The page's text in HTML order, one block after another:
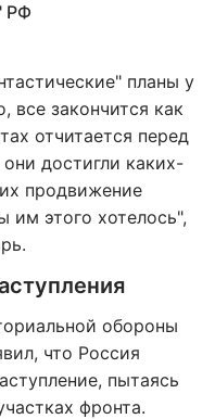
РФ
планы у
все закончится как
отчитается перед
достигли каких-
продвижение
им этого хотелось",
обороны
что Россия
пытаясь
фронта.